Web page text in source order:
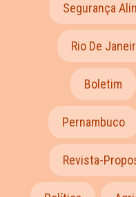
Segurança
Rio De
Boletim
Pernambuco
Revista-